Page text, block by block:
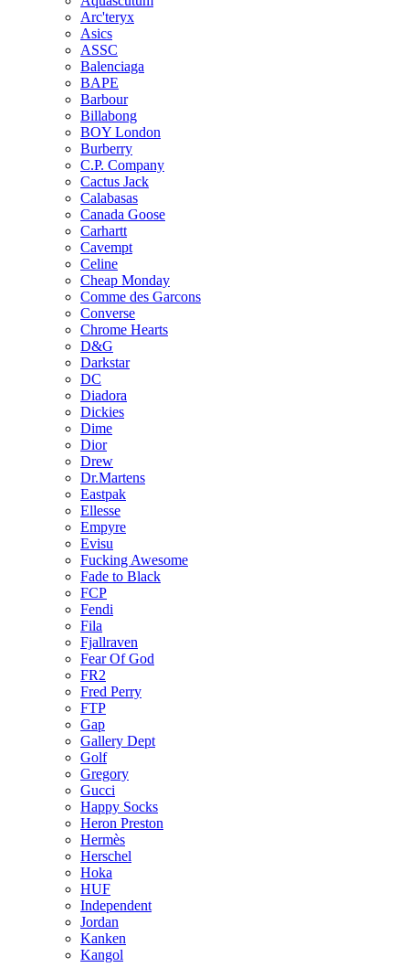
Arc'teryx
Asics
ASSC
Balenciaga
BAPE
Barbour
Billabong
BOY London
Burberry
C.P. Company
Cactus Jack
Calabasas
Canada Goose
Carhartt
Cavempt
Celine
Cheap Monday
Comme des Garcons
Converse
Chrome Hearts
D&G
Darkstar
DC
Diadora
Dickies
Dime
Dior
Drew
Dr.Martens
Eastpak
Ellesse
Empyre
Evisu
Fucking Awesome
Fade to Black
FCP
Fendi
Fila
Fjallraven
Fear Of God
FR2
Fred Perry
FTP
Gap
Gallery Dept
Golf
Gregory
Gucci
Happy Socks
Heron Preston
Hermès
Hersсhel
Hoka
HUF
Independent
Jordan
Kanken
Kangol